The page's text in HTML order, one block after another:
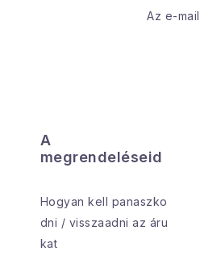
Az e-
A
megrendeléseid
Hogyan kell panaszko
dni / visszaadni az áru
kat